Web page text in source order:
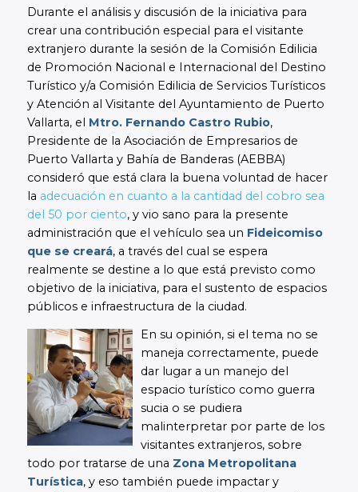
Durante el análisis y discusión de la iniciativa para
crear una contribución especial para el visitante
extranjero durante la sesión de la Comisión Edilicia
de Promoción Nacional e Internacional del Destino
Turístico y/a Comisión Edilicia de Servicios Turísticos
y Atención al Visitante del Ayuntamiento de Puerto
Vallarta, el Mtro. Fernando Castro Rubio,
Presidente de la Asociación de Empresarios de
Puerto Vallarta y Bahía de Banderas (AEBBA)
consideró que está clara la buena voluntad de hacer
la adecuación en cuanto a la cantidad del cobro sea
del 50 por ciento, y vio sano para la presente
administración que el vehículo sea un Fideicomiso
que se creará, a través del cual se espera
realmente se destine a lo que está previsto como
objetivo de la iniciativa, para el sustento de espacios
públicos e infraestructura de la ciudad.
En su opinión, si el tema no se
maneja correctamente, puede
dar lugar a un manejo del
espacio turístico como guerra
sucia o se pudiera
malinterpretar por parte de los
visitantes extranjeros, sobre
todo por tratarse de una Zona Metropolitana
Turística, y eso también puede impactar y